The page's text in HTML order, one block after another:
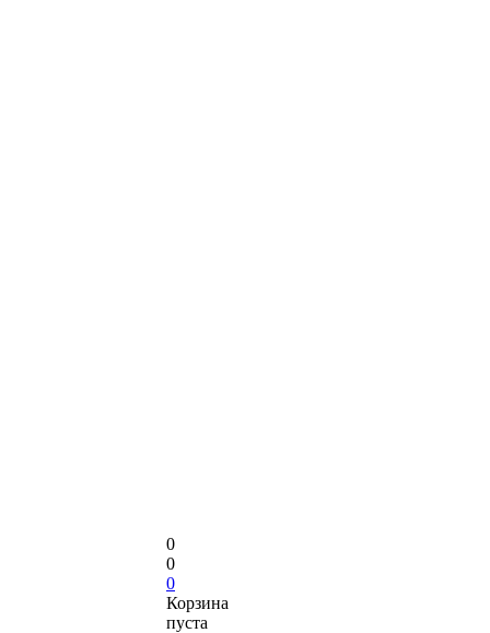
0
0
0
Корзина
пуста